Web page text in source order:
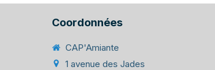
Coordonnées
CAP'Amiante
1 avenue des Jades